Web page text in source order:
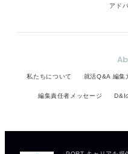
アド
私たちについて 就活Q&A 編集
編集責任者メッセージ D&I